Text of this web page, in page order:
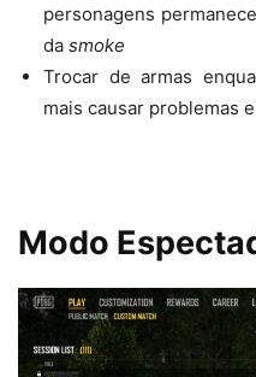
personagens
da smoke
Trocar de armas
mais causar problemas
Modo